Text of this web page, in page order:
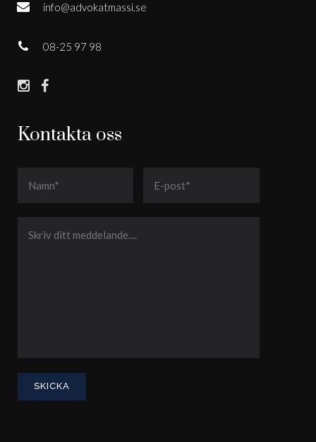
Kontakta oss
info@advokatmassi.se
08-25 97 98